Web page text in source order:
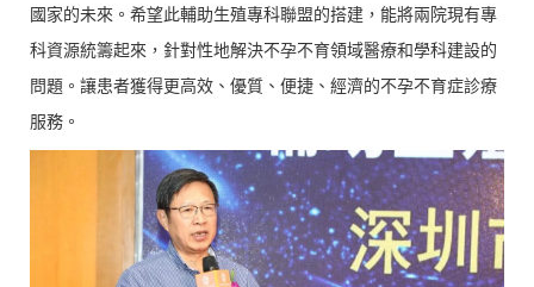
國家的未來。希望此輔助生殖專科聯盟的搭建，能將兩院現有專
科資源統籌起來，針對性地解決不孕不育領域醫療和學科建設的
問題。讓患者獲得更高效、優質、便捷、經濟的不孕不育症診療
服務。